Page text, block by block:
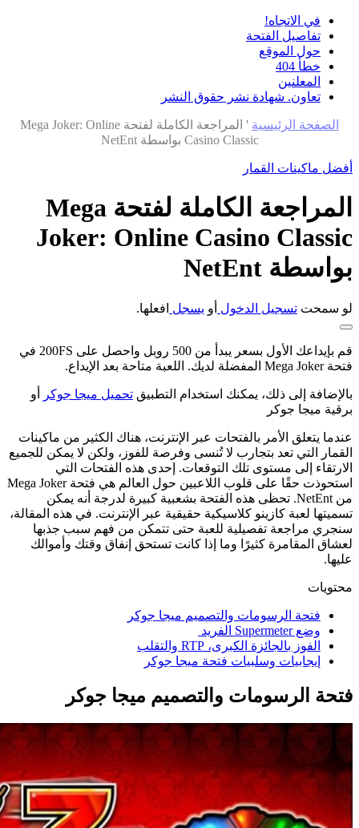
في الاتجاه!
تفاصيل الفتحة
حول الموقع
خطأ 404
المعلنين
تعاون. شهادة نشر حقوق النشر
الصفحة الرئيسية '
المراجعة الكاملة لفتحة Mega Joker: Online
Casino Classic بواسطة NetEnt
أفضل ماكينات القمار
المراجعة الكاملة لفتحة Mega
Joker: Online Casino Classic
بواسطة NetEnt
لو سمحت تسجيل الدخول أو يسجل افعلها.
قم بإيداعك الأول بسعر يبدأ من 500 روبل واحصل على 200FS في
فتحة Mega Joker المفضلة لديك. اللعبة متاحة بعد الإيداع.
بالإضافة إلى ذلك، يمكنك استخدام التطبيق تحميل ميجا جوكر
أو
برقية ميجا جوكر
عندما يتعلق الأمر بالفتحات عبر الإنترنت، هناك الكثير من ماكينات
القمار التي تعد بتجارب لا تُنسى وفرصة للفوز، ولكن لا يمكن للجميع
الارتقاء إلى مستوى تلك التوقعات. إحدى هذه الفتحات التي
استحوذت حقًا على قلوب اللاعبين حول العالم هي فتحة Mega Joker
من NetEnt. تحظى هذه الفتحة بشعبية كبيرة لدرجة أنه يمكن
تسميتها لعبة كازينو كلاسيكية حقيقية عبر الإنترنت. في هذه المقالة،
سنجري مراجعة تفصيلية للعبة حتى تتمكن من فهم سبب جذبها
لعشاق المقامرة كثيرًا وما إذا كانت تستحق إنفاق وقتك وأموالك
عليها.
محتويات
فتحة الرسومات والتصميم ميجا جوكر
وضع Supermeter الفريد
الفوز بالجائزة الكبرى، RTP والتقلب
إيجابيات وسلبيات فتحة ميجا جوكر
فتحة الرسومات والتصميم ميجا جوكر